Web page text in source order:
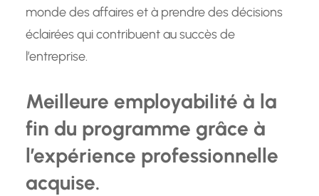
monde des affaires et à prendre des décisions
éclairées qui contribuent au succès de
l’entreprise.
Meilleure employabilité à la
fin du programme grâce à
l’expérience professionnelle
acquise.